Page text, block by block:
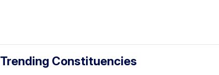
Trending Constituencies